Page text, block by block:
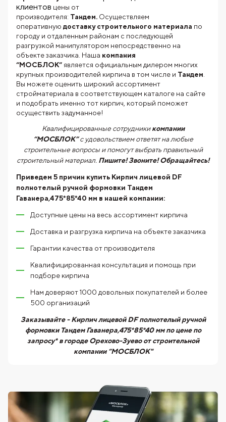
клиентов цены от
производителя: Тандем. Осуществляем
оперативную доставку строительного материала по
городу и отдаленным районам с последующей
разгрузкой манипулятором непосредственно на
объекте заказчика. Наша компания
“МОСБЛОК” является официальным дилером многих
крупных производителей кирпича в том числе и Тандем
Вы можете оценить широкий ассортимент
стройматериала в соответствующем каталоге на сайте
и подобрать именно тот кирпич, который поможет
осуществить задуманное!
Квалифицированные сотрудникикомпании
“МОСБЛОК”с удовольствием ответят на любые
строительные вопросы и помогут выбрать правильный
строительный материал. Пишите! Звоните! Обращайтесь!
Приведем 5 причин купить Кирпич лицевой DF
полнотелый ручной формовки Тандем
Гаванера,475*85*40 мм в нашей компании:
Доступные цены на весь ассортимент кирпича
Доставка и разгрузка кирпича на объекте заказчика
Гарантии качества от производителя
Квалифицированная консультация и помощь при
подборе кирпича
Нам доверяют 1000 довольных покупателей и более
500 организаций
Заказывайте - Кирпич лицевой DF полнотелый ручной
формовки Тандем Гаванера,475*85*40 мм по цене по
запросу* в городе Орехово-Зуево от строительной
компании “МОСБЛОК"